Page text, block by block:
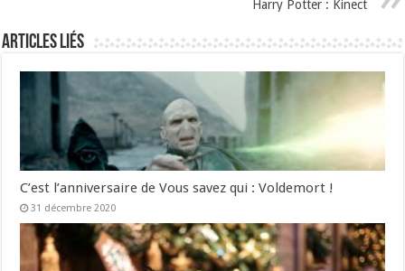
Harry Potter : Kinect
Articles liés
C’est l’anniversaire de Vous savez qui : Voldemort !
31 décembre 2020